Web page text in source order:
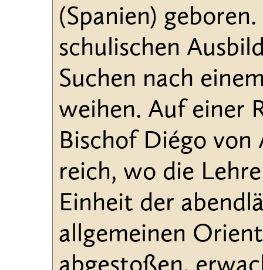
(Spanien)
schulischen
Suchen nach
weihen. Auf einer
Bischof Diégo von
reich, wo die
Einheit der
allgemeinen